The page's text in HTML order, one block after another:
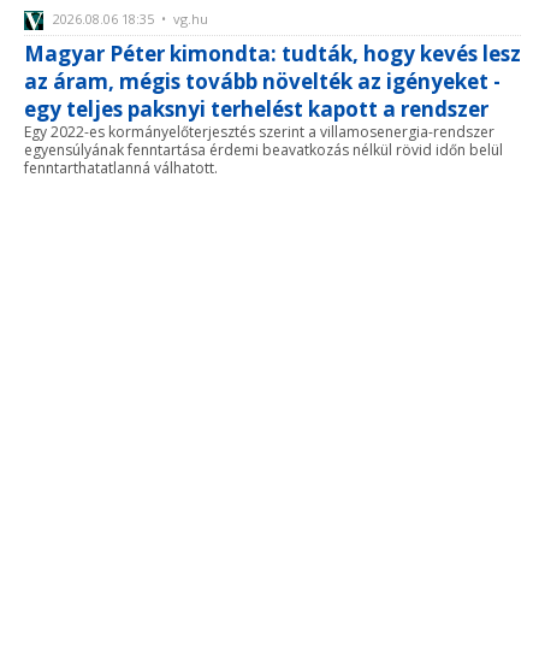
2026.08.06 18:35 • vg.hu
Magyar Péter kimondta: tudták, hogy kevés lesz
az áram, mégis tovább növelték az igényeket -
egy teljes paksnyi terhelést kapott a rendszer
Egy 2022-es kormányelőterjesztés szerint a villamosenergia-rendszer
egyensúlyának fenntartása érdemi beavatkozás nélkül rövid időn belül
fenntarthatatlanná válhatott.